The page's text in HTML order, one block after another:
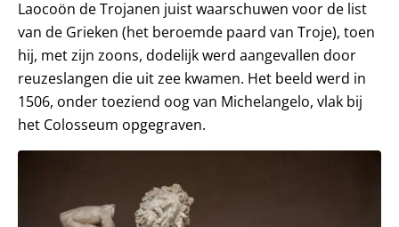
Laocoön de Trojanen juist waarschuwen voor de list
van de Grieken (het beroemde paard van Troje), toen
hij, met zijn zoons, dodelijk werd aangevallen door
reuzeslangen die uit zee kwamen. Het beeld werd in
1506, onder toeziend oog van Michelangelo, vlak bij
het Colosseum opgegraven.